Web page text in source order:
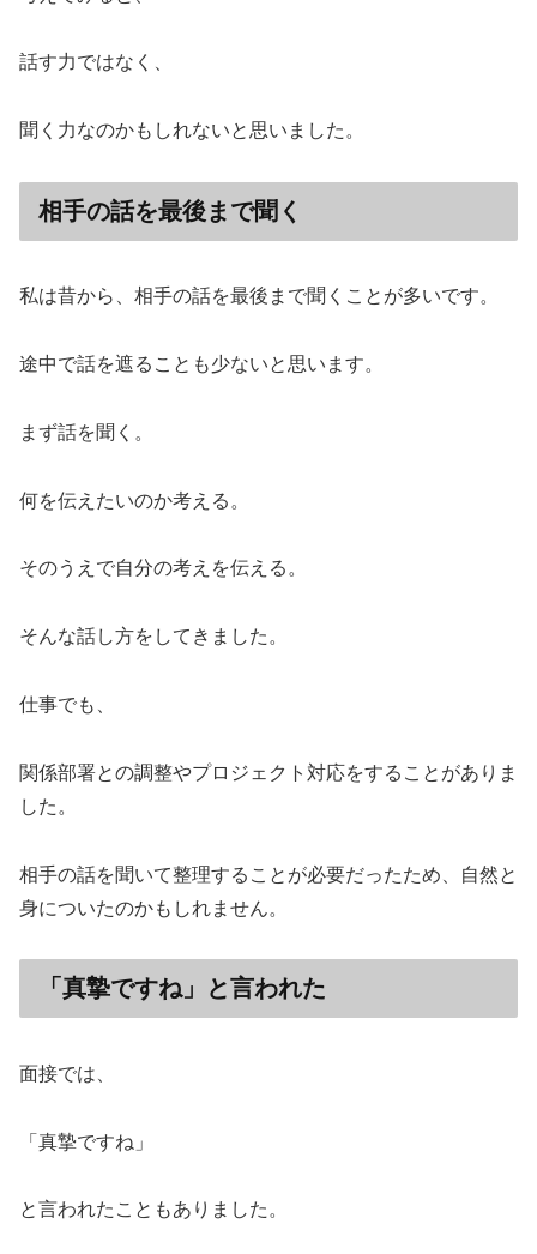
話す力ではなく、
聞く力なのかもしれないと思いました。
相手の話を最後まで聞く
私は昔から、相手の話を最後まで聞くことが多いです。
途中で話を遮ることも少ないと思います。
まず話を聞く。
何を伝えたいのか考える。
そのうえで自分の考えを伝える。
そんな話し方をしてきました。
仕事でも、
関係部署との調整やプロジェクト対応をすることがありま
した。
相手の話を聞いて整理することが必要だったため、自然と
身についたのかもしれません。
「真摯ですね」と言われた
面接では、
「真摯ですね」
と言われたこともありました。